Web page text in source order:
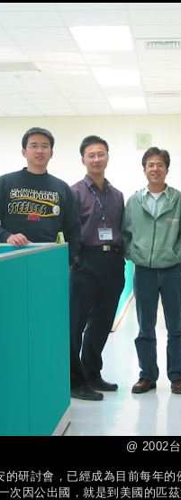
@ 2002
研討會，已經成為目前每年
次因公出國，就是到美國的匹